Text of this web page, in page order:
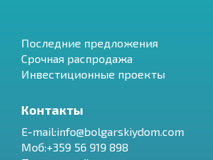
Последние предложения
Срочная распродажа
Инвестиционные проекты
Контакты
E-mail:info@bolgarskiydom.com
Моб:+359 56 919 898